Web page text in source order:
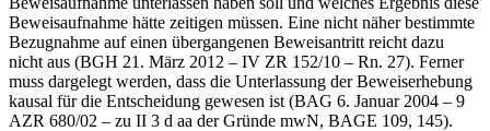
Beweisaufnahme hätte zeitigen müssen. Eine nicht näher bestimmte
Bezugnahme auf einen übergangenen Beweisantritt reicht dazu
nicht aus (BGH 21. März 2012 – IV ZR 152/10 – Rn. 27). Ferner
muss dargelegt werden, dass die Unterlassung der Beweiserhebung
kausal für die Entscheidung gewesen ist (BAG 6. Januar 2004 – 9
AZR 680/02 – zu II 3 d aa der Gründe mwN, BAGE 109, 145).